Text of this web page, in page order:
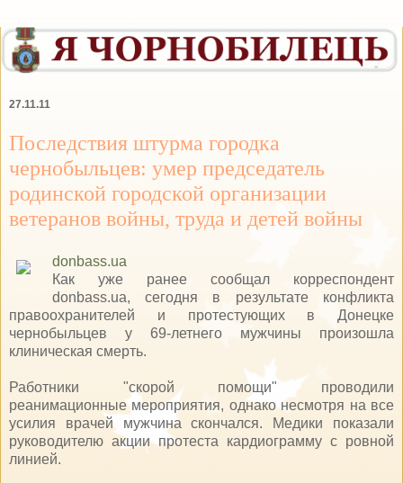
27.11.11
Последствия штурма городка
чернобыльцев: умер председатель
родинской городской организации
ветеранов войны, труда и детей войны
donbass.ua
Как уже ранее сообщал корреспондент
donbass.ua, сегодня в результате конфликта
правоохранителей и протестующих в Донецке
чернобыльцев у 69-летнего мужчины произошла
клиническая смерть.
Работники "скорой помощи" проводили
реанимационные мероприятия, однако несмотря на все
усилия врачей мужчина скончался. Медики показали
руководителю акции протеста кардиограмму с ровной
линией.